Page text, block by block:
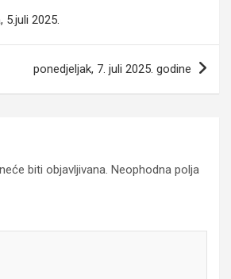
5.juli 2025.
ponedjeljak, 7. juli 2025. godine
biti objavljivana. Neophodna polja